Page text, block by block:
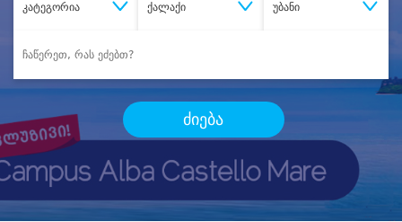
კატეგორია ქალაქი უბანი
ძიება